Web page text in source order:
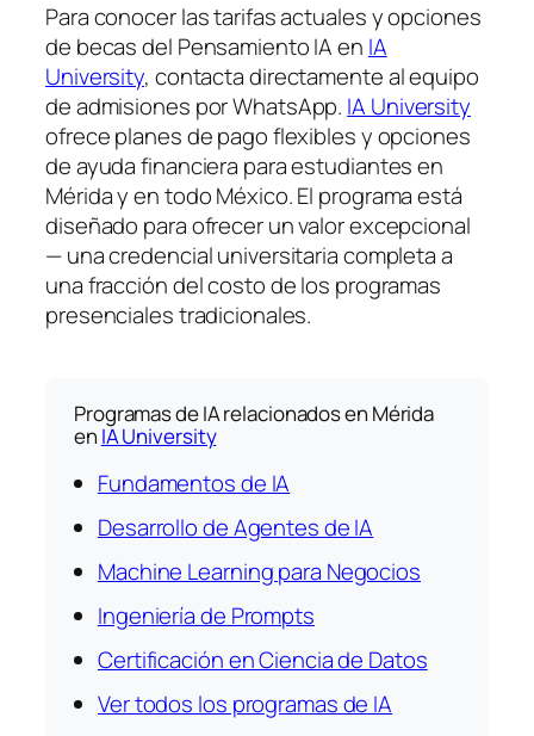
Para conocer las tarifas actuales y opciones
de becas del Pensamiento IA en IA
University, contacta directamente al equipo
de admisiones por WhatsApp. IA University
ofrece planes de pago flexibles y opciones
de ayuda financiera para estudiantes en
Mérida y en todo México. El programa está
diseñado para ofrecer un valor excepcional
— una credencial universitaria completa a
una fracción del costo de los programas
presenciales tradicionales.
Programas de IA relacionados en Mérida
en IA University
Fundamentos de IA
Desarrollo de Agentes de IA
Machine Learning para Negocios
Ingeniería de Prompts
Certificación en Ciencia de Datos
Ver todos los programas de IA